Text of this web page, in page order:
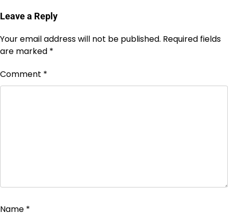
Leave a Reply
Your email address will not be published. Required fields
are marked *
Comment *
Name *